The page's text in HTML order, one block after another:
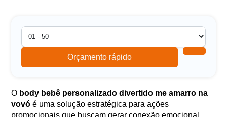
Orçamento rápido
O body bebê personalizado divertido me amarro na
vovó é uma solução estratégica para ações
promocionais que buscam gerar conexão emocional,